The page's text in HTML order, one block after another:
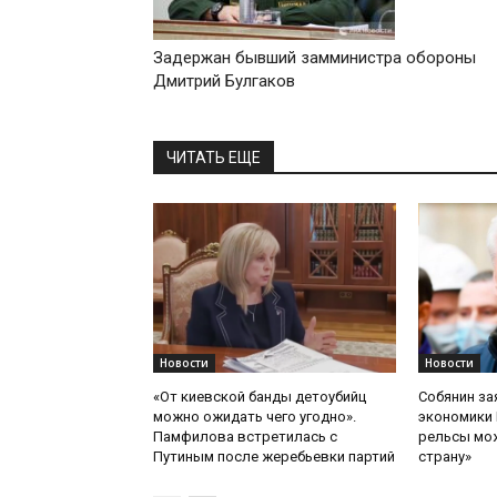
Задержан бывший замминистра обороны
Дмитрий Булгаков
ЧИТАТЬ ЕЩЕ
Новости
«От киевской банды детоубийц
можно ожидать чего угодно».
Памфилова встретилась с
Путиным после жеребьевки партий
Новости
Собянин
экономики
рельсы
страну»